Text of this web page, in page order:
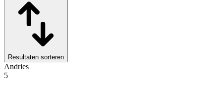
Resultaten sorteren
Andries
5